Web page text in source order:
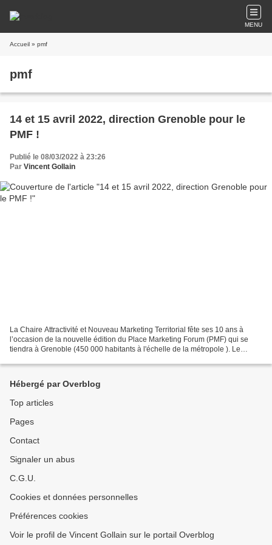
MENU
Accueil » pmf
pmf
14 et 15 avril 2022, direction Grenoble pour le
PMF !
Publié le 08/03/2022 à 23:26
Par Vincent Gollain
La Chaire Attractivité et Nouveau Marketing Territorial fête ses 10 ans à
l’occasion de la nouvelle édition du Place Marketing Forum (PMF) qui se
tiendra à Grenoble (450 000 habitants à l'échelle de la métropole ). Le
Hébergé par Overblog
Top articles
Pages
Contact
Signaler un abus
C.G.U.
Cookies et données personnelles
Préférences cookies
Voir le profil de Vincent Gollain sur le portail Overblog